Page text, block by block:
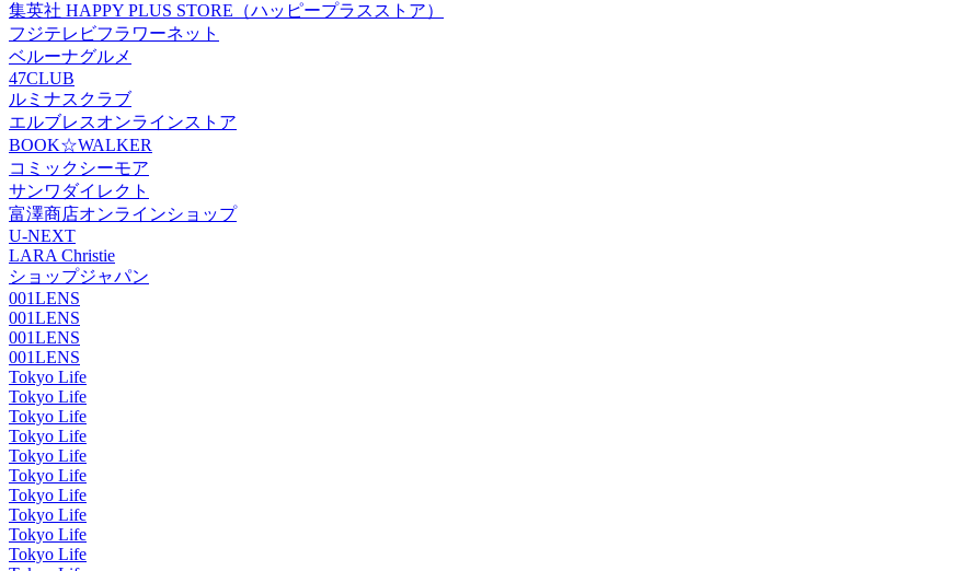
集英社 HAPPY PLUS STORE（ハッピープラスストア）
フジテレビフラワーネット
ベルーナグルメ
47CLUB
ルミナスクラブ
エルブレスオンラインストア
BOOK☆WALKER
コミックシーモア
サンワダイレクト
富澤商店オンラインショップ
U-NEXT
LARA Christie
ショップジャパン
001LENS
001LENS
001LENS
001LENS
Tokyo Life
Tokyo Life
Tokyo Life
Tokyo Life
Tokyo Life
Tokyo Life
Tokyo Life
Tokyo Life
Tokyo Life
Tokyo Life